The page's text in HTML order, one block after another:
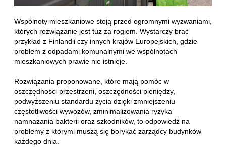
Wspólnoty mieszkaniowe stoją przed ogromnymi wyzwaniami,
których rozwiązanie jest tuż za rogiem. Wystarczy brać
przykład z Finlandii czy innych krajów Europejskich, gdzie
problem z odpadami komunalnymi we wspólnotach
mieszkaniowych prawie nie istnieje.
Rozwiązania proponowane, które mają pomóc w
oszczędności przestrzeni, oszczędności pieniędzy,
podwyższeniu standardu życia dzięki zmniejszeniu
częstotliwości wywozów, zminimalizowania ryzyka
namnażania bakterii oraz szkodników, to odpowiedź na
problemy z którymi muszą się borykać zarządcy budynków
każdego dnia.